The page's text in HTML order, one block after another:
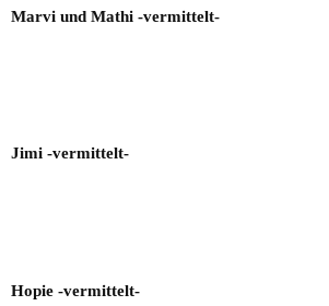
Marvi und Mathi -vermittelt-
Jimi -vermittelt-
Hopie -vermittelt-